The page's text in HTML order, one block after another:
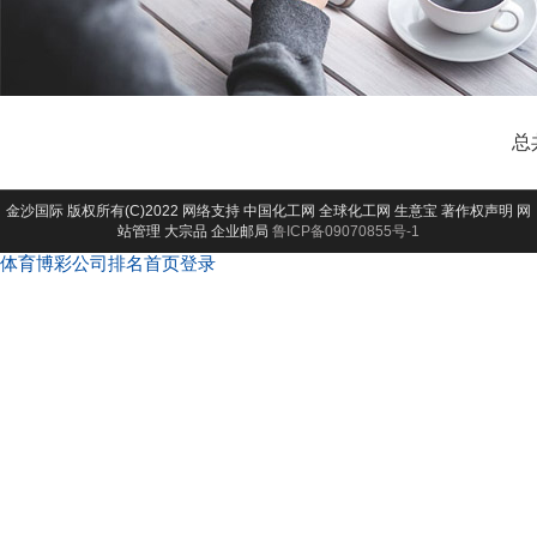
总
金沙国际 版权所有(C)2022 网络支持 中国化工网 全球化工网 生意宝 著作权声明 网
站管理 大宗品 企业邮局 鲁ICP备09070855号-1
体育博彩公司排名首页登录